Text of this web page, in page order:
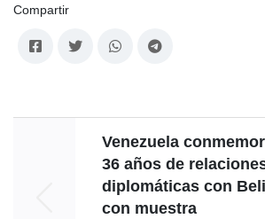
Compartir
Venezuela
36 años de
diplomáticas con
con muestra